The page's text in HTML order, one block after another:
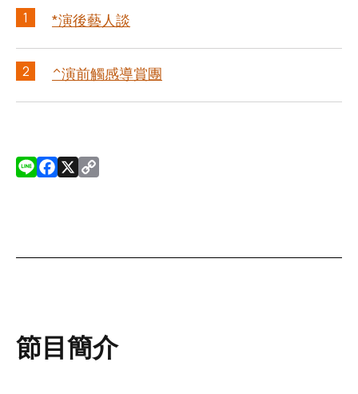
1 *演後藝人談
2 ^演前觸感導賞團
L
F
X
節目簡介